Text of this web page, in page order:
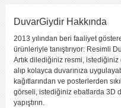
DuvarGiydir Hakkında
2013 yılından beri faaliyet
ürünleriyle tanıştırıyor: Resimli
Artık dilediğiniz resmi,
alıp kolayca duvarınıza
kağıtlarından ve posterlerden
görseli, istediğiniz ebatlarda 3D
yapıştırın.